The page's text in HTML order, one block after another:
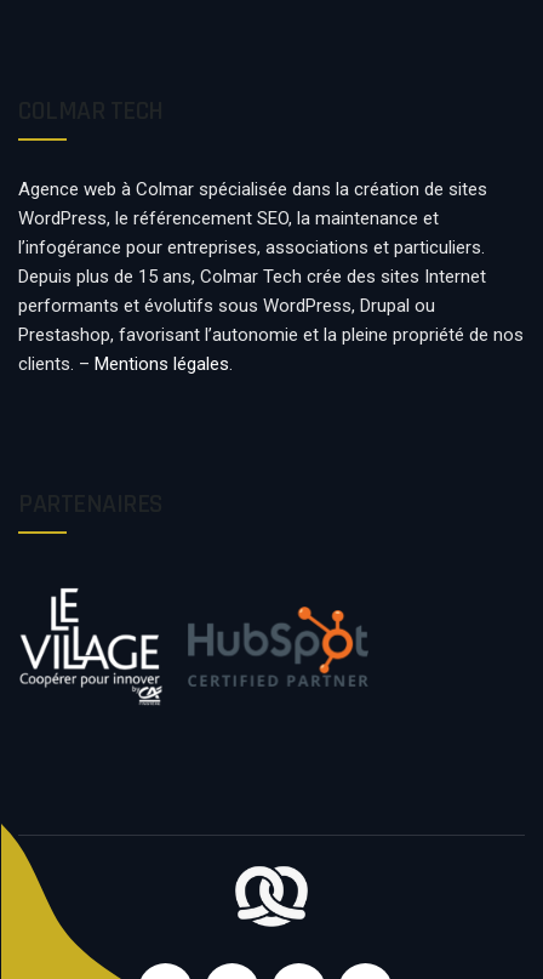
Agence web à Colmar spécialisée dans la création de sites
WordPress, le référencement SEO, la maintenance et
l’infogérance pour entreprises, associations et particuliers.
Depuis plus de 15 ans, Colmar Tech crée des sites Internet
performants et évolutifs sous WordPress, Drupal ou
Prestashop, favorisant l’autonomie et la pleine propriété de nos
clients. – Mentions légales.